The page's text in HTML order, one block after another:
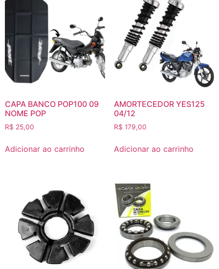
CAPA BANCO POP100 09
NOME POP
R$ 25,00
Adicionar ao carrinho
AMORTECEDOR YES125
04/12
R$ 179,00
Adicionar ao carrinho